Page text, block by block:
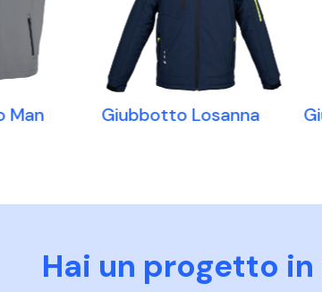
Man Giubbotto Losanna
Hai un progetto